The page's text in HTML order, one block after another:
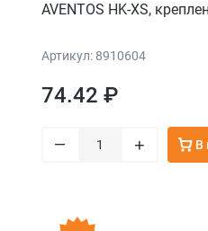
AVENTOS HK-XS,
Артикул: 8910604
74.42 ₽
– + В